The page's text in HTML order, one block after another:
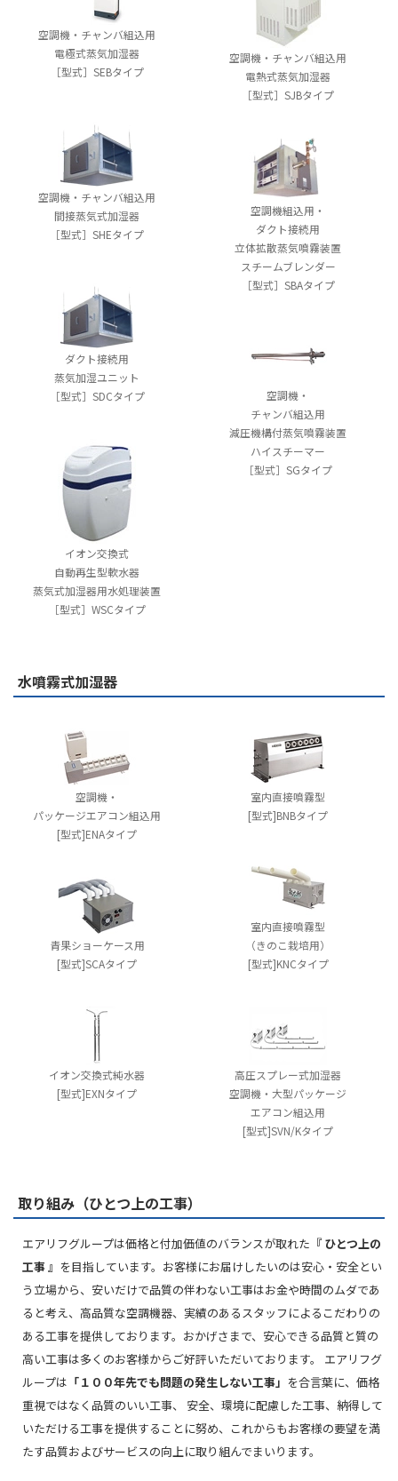
空調機・チャンバ組込用
電極式蒸気加湿器
［型式］SEBタイプ
空調機・チャンバ組込用
電熱式蒸気加湿器
［型式］SJBタイプ
空調機・チャンバ組込用
間接蒸気式加湿器
［型式］SHEタイプ
空調機組込用・
ダクト接続用
立体拡散蒸気噴霧装置
スチームブレンダー
［型式］SBAタイプ
ダクト接続用
蒸気加湿ユニット
［型式］SDCタイプ
空調機・
チャンバ組込用
減圧機構付蒸気噴霧装置
ハイスチーマー
［型式］SGタイプ
イオン交換式
自動再生型軟水器
蒸気式加湿器用水処理装置
［型式］WSCタイプ
水噴霧式加湿器
空調機・
パッケージエアコン組込用
[型式]ENAタイプ
室内直接噴霧型
[型式]BNBタイプ
室内直接噴霧型
（きのこ栽培用）
[型式]KNCタイプ
青果ショーケース用
[型式]SCAタイプ
イオン交換式純水器
[型式]EXNタイプ
高圧スプレー式加湿器
空調機・大型パッケージ
エアコン組込用
[型式]SVN/Kタイプ
取り組み（ひとつ上の工事）
エアリフグループは価格と付加価値のバランスが取れた 『 ひとつ上の
工事 』 を目指しています。お客様にお届けしたいのは安心・安全とい
う立場から、安いだけで品質の伴わない工事はお金や時間のムダであ
ると考え、高品質な空調機器、実績のあるスタッフによるこだわりの
ある工事を提供しております。おかげさまで、安心できる品質と質の
高い工事は多くのお客様からご好評いただいております。 エアリフグ
ループは 「１００年先でも問題の発生しない工事」 を合言葉に、価格
重視ではなく品質のいい工事、 安全、環境に配慮した工事、納得して
いただける工事を提供することに努め、これからもお客様の要望を満
たす品質およびサービスの向上に取り組んでまいります。